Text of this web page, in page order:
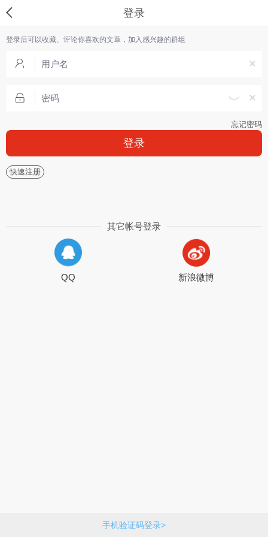
登录
登录后可以收藏、评论你喜欢的文章，加入感兴趣的群组
忘记密码
登录
快速注册
手机验证码登录>
其它帐号登录
QQ 新浪微博